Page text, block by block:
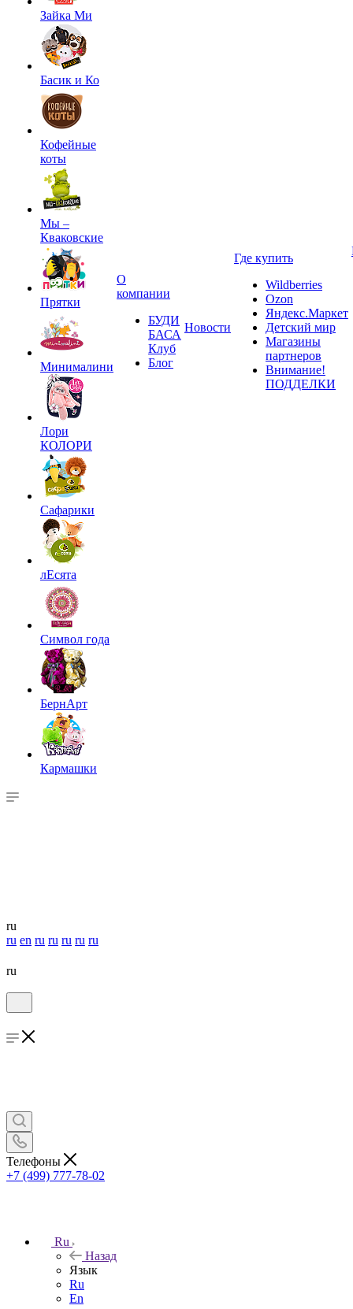
Зайка Ми
Басик и Ко
Кофейные
коты
Мы –
Кваковские
Прятки
Минималини
Лори
КОЛОРИ
Сафарики
лЕсята
Символ года
БернАрт
Кармашки
О
компании
БУДИ
БАСА
Клуб
Блог
Новости
Где купить
Wildberries
Ozon
Яндекс.Маркет
Детский мир
Магазины
партнеров
Внимание!
ПОДДЕЛКИ
ru
ru en ru ru ru ru ru
ru
Телефоны
+7 (499) 777-78-02
Ru
Назад
Язык
Ru
En